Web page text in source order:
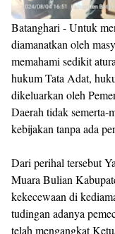
Batanghari - Untuk
diamanatkan oleh
memahami sedikit
hukum Tata Adat,
dikeluarkan oleh
Daerah tidak semerta-
kebijakan tanpa ada
Dari perihal tersebut
Muara Bulian
kekecewaan di
tudingan adanya
telah mengangkat